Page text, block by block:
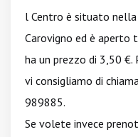
l Centro è situato
Carovigno ed è aperto
ha un prezzo di 3,50 €.
vi consigliamo di
989885.
Se volete invece